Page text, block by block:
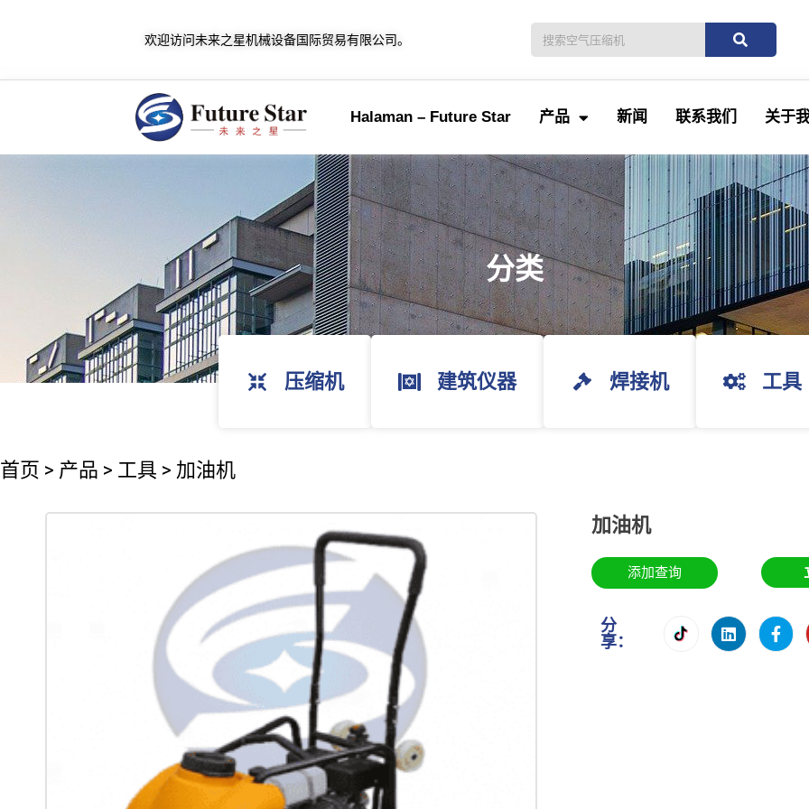
欢迎访问未来之星机械设备国际贸易有限公司。
Halaman – Future Star 产品 新闻 联系我们 关于
分类
压缩机 建筑仪器 焊接机 工具
首页 > 产品 > 工具 > 加油机
加油机
添加查询
分
享：